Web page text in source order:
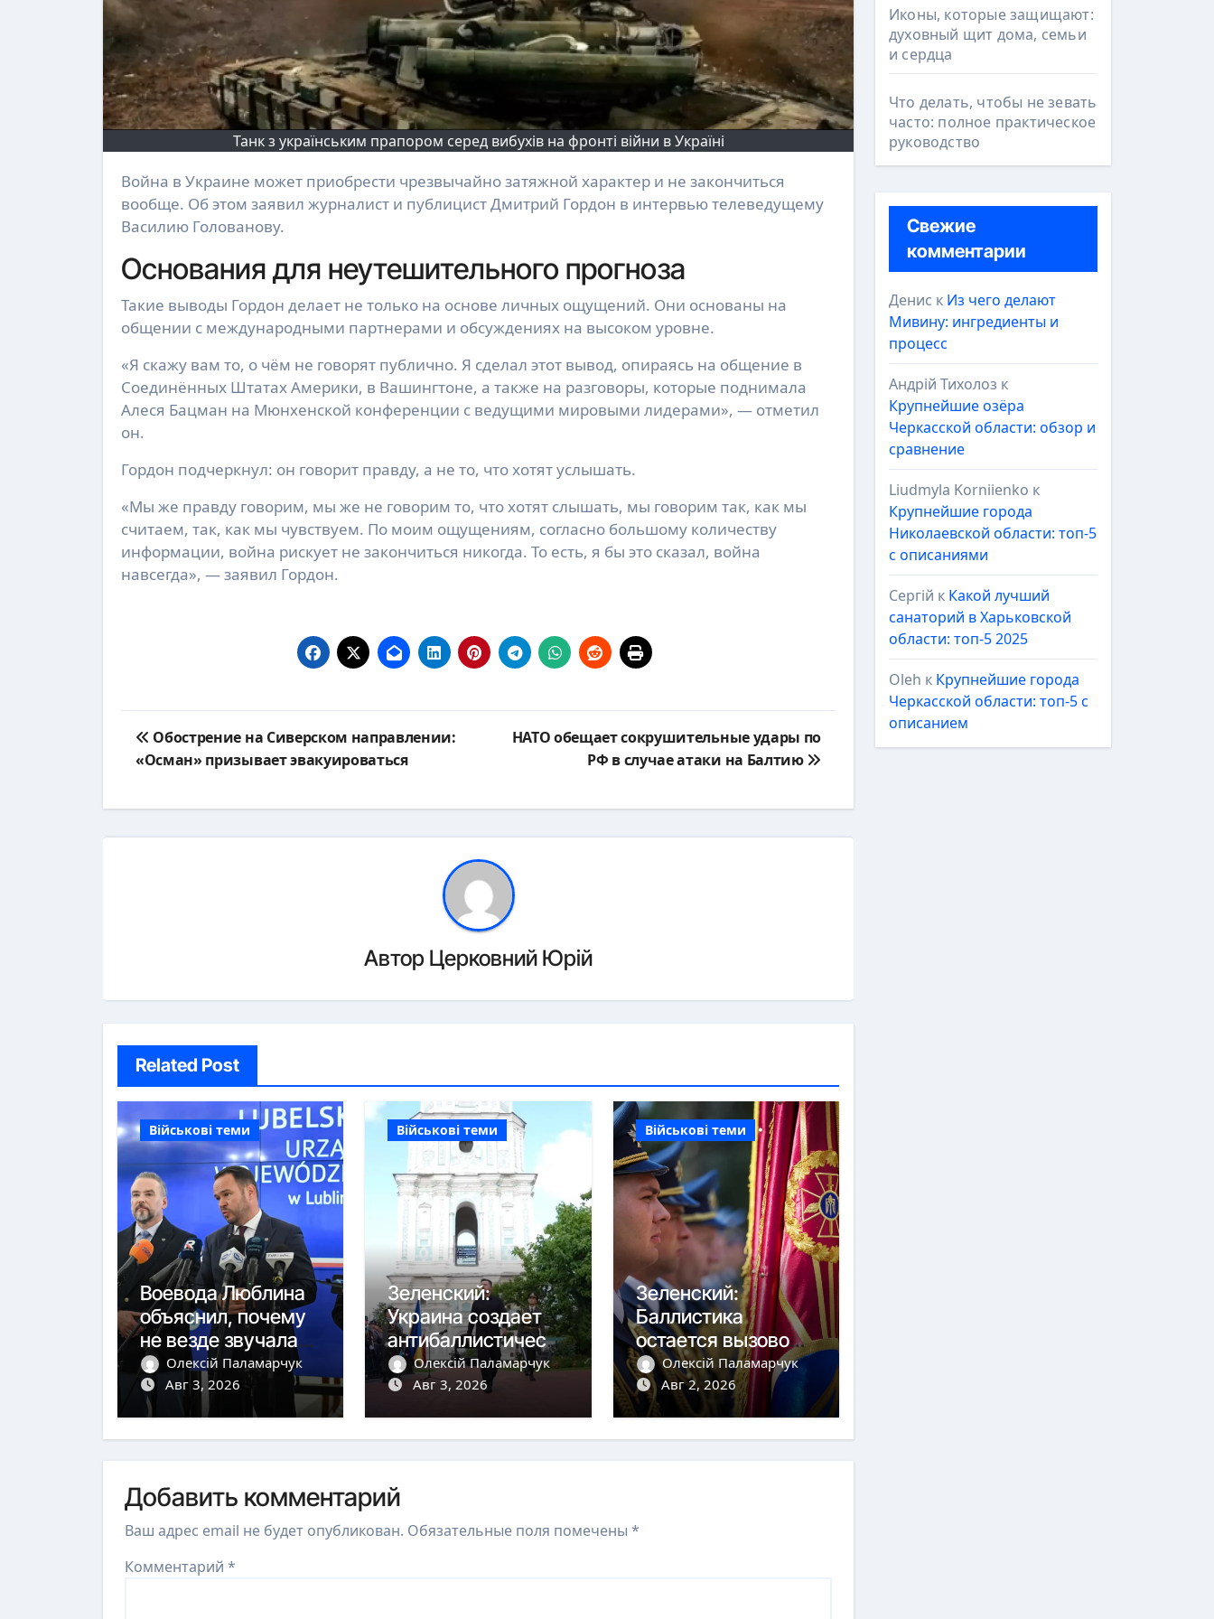
Танк з українським прапором серед вибухів на фронті війни в Україні
Война в Украине может приобрести чрезвычайно затяжной характер и не закончиться
вообще. Об этом заявил журналист и публицист Дмитрий Гордон в интервью телеведущему
Василию Голованову.
Основания для неутешительного прогноза
Такие выводы Гордон делает не только на основе личных ощущений. Они основаны на
общении с международными партнерами и обсуждениях на высоком уровне.
«Я скажу вам то, о чём не говорят публично. Я сделал этот вывод, опираясь на общение в
Соединённых Штатах Америки, в Вашингтоне, а также на разговоры, которые поднимала
Алеся Бацман на Мюнхенской конференции с ведущими мировыми лидерами», — отметил
он.
Гордон подчеркнул: он говорит правду, а не то, что хотят услышать.
«Мы же правду говорим, мы же не говорим то, что хотят слышать, мы говорим так, как мы
считаем, так, как мы чувствуем. По моим ощущениям, согласно большому количеству
информации, война рискует не закончиться никогда. То есть, я бы это сказал, война
навсегда», — заявил Гордон.
Навигация
по
Обострение на Сиверском направлении:
«Осман» призывает эвакуироваться
НАТО обещает сокрушительные удары по
РФ в случае атаки на Балтию
Автор Церковний Юрій
Related Post
Військові теми
Воевода Люблина
объяснил, почему
не везде звучала
тревога
Олексій Паламарчук
Авг 3, 2026
Військові теми
Зеленский:
Украина создает
антибаллистическу
ю систему «Фрея»
с Европой
Олексій Паламарчук
Авг 3, 2026
Військові теми
Зеленский:
Баллистика
остается вызовом,
но дроны сбиваем
более чем на 90%
Олексій Паламарчук
Авг 2, 2026
Добавить комментарий
Ваш адрес email не будет опубликован. Обязательные поля помечены *
Комментарий *
Иконы, которые защищают:
духовный щит дома, семьи
и сердца
Что делать, чтобы не зевать
часто: полное практическое
руководство
Свежие
комментарии
Денис к Из чего делают
Мивину: ингредиенты и
процесс
Андрій Тихолоз к
Крупнейшие озёра
Черкасской области: обзор и
сравнение
Liudmyla Korniienko к
Крупнейшие города
Николаевской области: топ-5
с описаниями
Сергій к Какой лучший
санаторий в Харьковской
области: топ-5 2025
Oleh к Крупнейшие города
Черкасской области: топ-5 с
описанием